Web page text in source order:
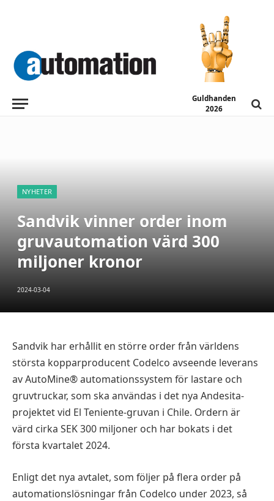
Guldhanden
2026
NYHETER
Sandvik vinner order inom
gruvautomation värd 300
miljoner kronor
2024-03-04
Sandvik har erhållit en större order från världens
största kopparproducent Codelco avseende leverans
av AutoMine® automationssystem för lastare och
gruvtruckar, som ska användas i det nya Andesita-
projektet vid El Teniente-gruvan i Chile. Ordern är
värd cirka SEK 300 miljoner och har bokats i det
första kvartalet 2024.
Enligt det nya avtalet, som följer på flera order på
automationslösningar från Codelco under 2023, så